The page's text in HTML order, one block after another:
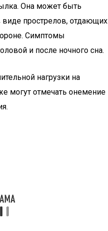
Она может быть
виде прострелов, отдающих
Симптомы
и после ночного сна.
нагрузки на
могут отмечать онемение